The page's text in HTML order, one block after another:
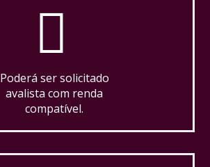
Poderá ser solicitado
avalista com renda
compatível.